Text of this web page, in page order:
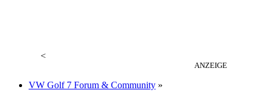
<
ANZEIGE
VW Golf 7 Forum & Community »